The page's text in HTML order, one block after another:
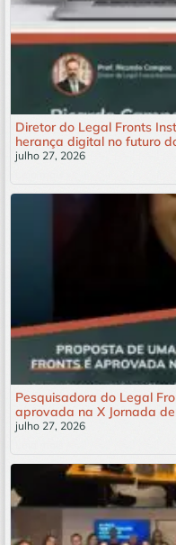
Diretor do Legal Fronts
herança digital no futuro
julho 27, 2026
Pesquisadora do Legal
aprovada na X Jornada
julho 27, 2026